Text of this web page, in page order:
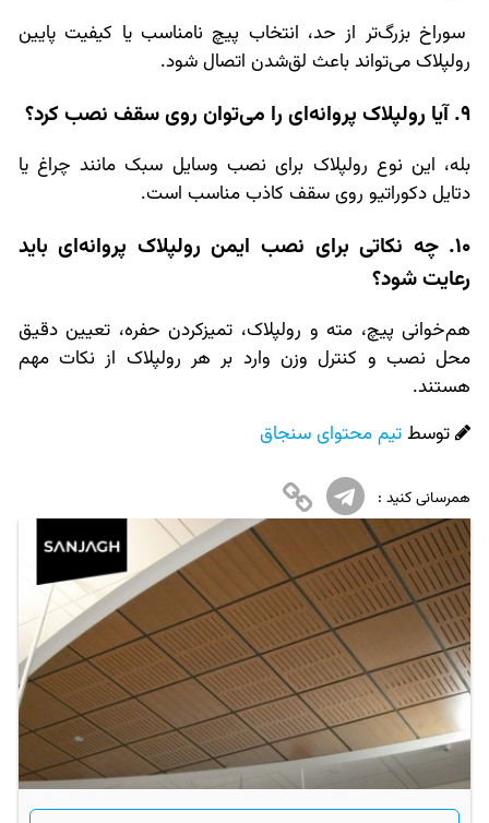
سوراخ بزرگ‌تر از حد، انتخاب پیچ نامناسب یا کیفیت پایین
رولپلاک می‌تواند باعث لق‌شدن اتصال شود.
9. آیا رولپلاک پروانه‌ای را می‌توان روی سقف نصب کرد؟
بله، این نوع رولپلاک برای نصب وسایل سبک مانند چراغ یا
دتایل دکوراتیو روی سقف کاذب مناسب است.
10. چه نکاتی برای نصب ایمن رولپلاک پروانه‌ای باید
رعایت شود؟
هم‌خوانی پیچ، مته و رولپلاک، تمیز‌کردن حفره، تعیین دقیق
محل نصب و کنترل وزن وارد بر هر رولپلاک از نکات مهم
هستند.
توسطتیم محتوای سنجاق
همرسانی کنید :